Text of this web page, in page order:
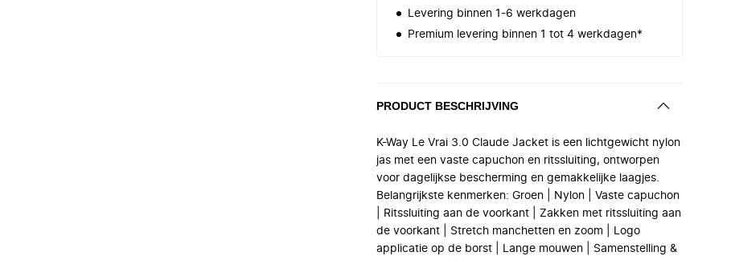
Levering binnen 1-6 werkdagen
Premium levering binnen 1 tot 4 werkdagen*
PRODUCT BESCHRIJVING
K-Way Le Vrai 3.0 Claude Jacket is een lichtgewicht nylon
jas met een vaste capuchon en ritssluiting, ontworpen
voor dagelijkse bescherming en gemakkelijke laagjes.
Belangrijkste kenmerken: Groen | Nylon | Vaste capuchon
| Ritssluiting aan de voorkant | Zakken met ritssluiting aan
de voorkant | Stretch manchetten en zoom | Logo
applicatie op de borst | Lange mouwen | Samenstelling &